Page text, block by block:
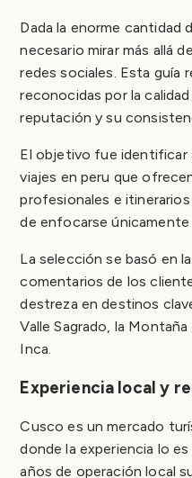
Dada la enorme cantidad
necesario mirar más allá
redes sociales. Esta guía
reconocidas por la
reputación y su
El objetivo fue identificar
viajes en peru que
profesionales e
de enfocarse únicamente
La selección se basó en
comentarios de los
destreza en destinos
Valle Sagrado, la
Inca.
Experiencia local y
Cusco es un mercado
donde la experiencia lo
años de operación local